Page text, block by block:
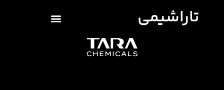
تاراشیمی